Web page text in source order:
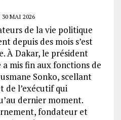
30 MAI 2026
de la vie politique
depuis des mois s’est
À Dakar, le président
a mis fin aux fonctions de
Sonko, scellant
de l’exécutif qui
dernier moment.
fondateur et